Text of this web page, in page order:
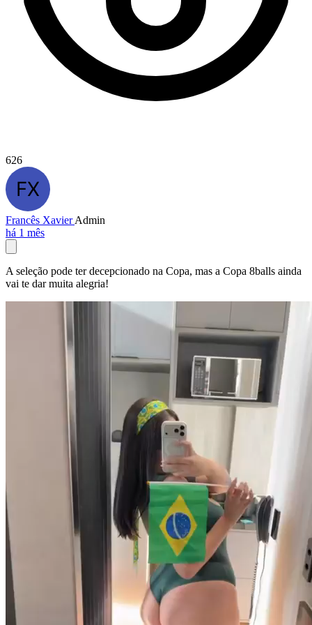
626
Francês XavierAdmin
há 1 mês
A seleção pode ter decepcionado na Copa, mas a Copa 8balls ainda
vai te dar muita alegria!